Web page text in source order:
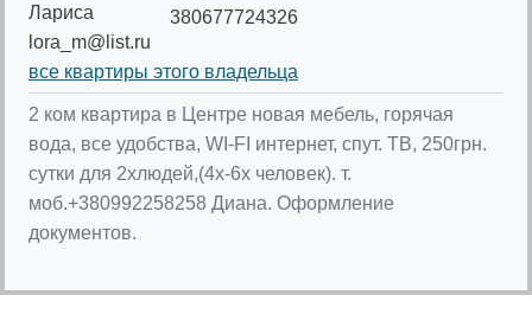
Лариса
lora_m@list.ru
380677724326
все квартиры этого владельца
2 ком квартира в Центре новая мебель, горячая
вода, все удобства, WI-FI интернет, спут. ТВ, 250грн.
сутки для 2хлюдей,(4х-6х человек). т.
моб.+380992258258 Диана. Оформление
документов.